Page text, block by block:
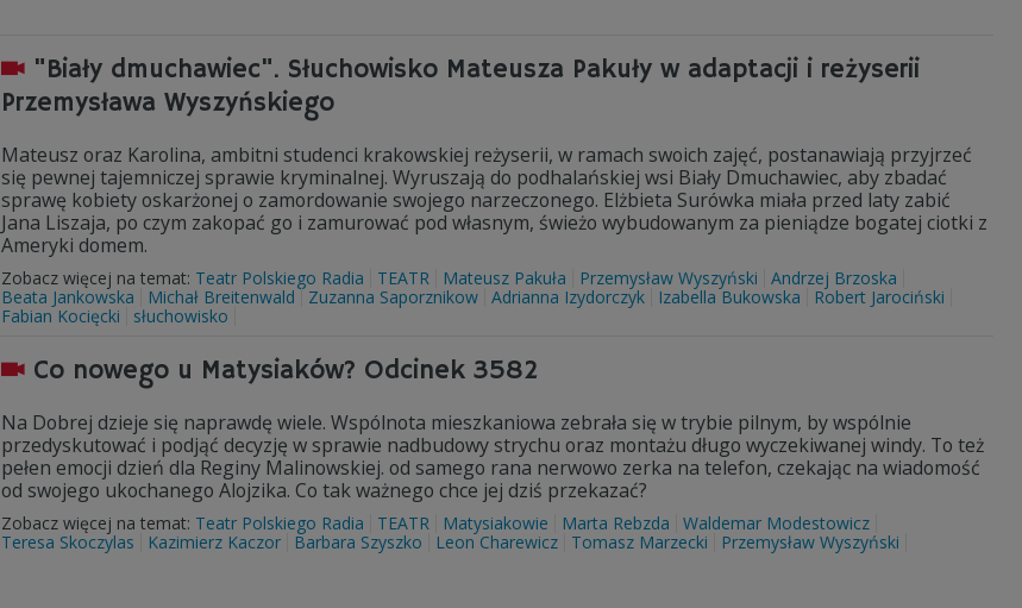
"Biały dmuchawiec". Słuchowisko Mateusza Pakuły w adaptacji i reżyserii
Przemysława Wyszyńskiego
Mateusz oraz Karolina, ambitni studenci krakowskiej reżyserii, w ramach swoich zajęć, postanawiają przyjrzeć
się pewnej tajemniczej sprawie kryminalnej. Wyruszają do podhalańskiej wsi Biały Dmuchawiec, aby zbadać
sprawę kobiety oskarżonej o zamordowanie swojego narzeczonego. Elżbieta Surówka miała przed laty zabić
Jana Liszaja, po czym zakopać go i zamurować pod własnym, świeżo wybudowanym za pieniądze bogatej ciotki z
Ameryki domem.
Zobacz więcej na temat: Teatr Polskiego Radia TEATR Mateusz Pakuła Przemysław Wyszyński
Andrzej Brzoska
Beata Jankowska
Michał Breitenwald Zuzanna Saporznikow Adrianna Izydorczyk Izabella Bukowska
Robert Jarociński
Fabian Kocięcki
słuchowisko
Co nowego u Matysiaków? Odcinek 3582
Na Dobrej dzieje się naprawdę wiele. Wspólnota mieszkaniowa zebrała się w trybie pilnym, by wspólnie
przedyskutować i podjąć decyzję w sprawie nadbudowy strychu oraz montażu długo wyczekiwanej windy. To też
pełen emocji dzień dla Reginy Malinowskiej. od samego rana nerwowo zerka na telefon, czekając na wiadomość
od swojego ukochanego Alojzika. Co tak ważnego chce jej dziś przekazać?
Zobacz więcej na temat: Teatr Polskiego Radia TEATR Matysiakowie Marta Rebzda
Waldemar Modestowicz
Teresa Skoczylas
Kazimierz Kaczor Barbara Szyszko Leon Charewicz Tomasz Marzecki Przemysław Wyszyński